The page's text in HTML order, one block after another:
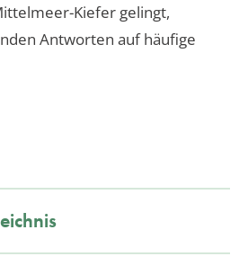
Kiefer gelingt,
Antworten auf häufige